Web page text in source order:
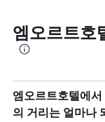
엠오르트호
엠오르트호텔에
의 거리는 얼마나